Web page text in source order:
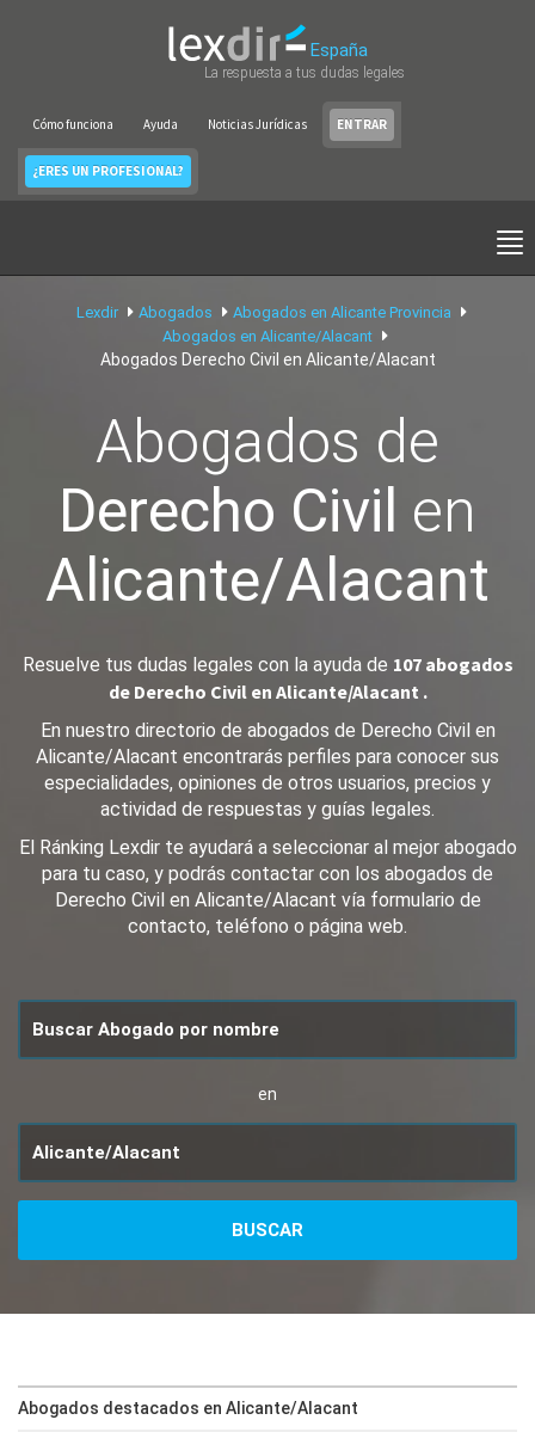
España
La respuesta a tus dudas legales
Cómo funciona Ayuda Noticias Jurídicas ENTRAR
¿ERES UN PROFESIONAL?
Lexdir Abogados
Abogados en Alicante Provincia
Abogados en Alicante/Alacant
Abogados Derecho Civil en Alicante/Alacant
Abogados de
Derecho Civil en
Alicante/Alacant
Resuelve tus dudas legales con la ayuda de 107 abogados
de Derecho Civil en Alicante/Alacant .
En nuestro directorio de abogados de Derecho Civil en
Alicante/Alacant encontrarás perfiles para conocer sus
especialidades, opiniones de otros usuarios, precios y
actividad de respuestas y guías legales.
El Ránking Lexdir te ayudará a seleccionar al mejor abogado
para tu caso, y podrás contactar con los abogados de
Derecho Civil en Alicante/Alacant vía formulario de
contacto, teléfono o página web.
en
Abogados destacados en Alicante/Alacant